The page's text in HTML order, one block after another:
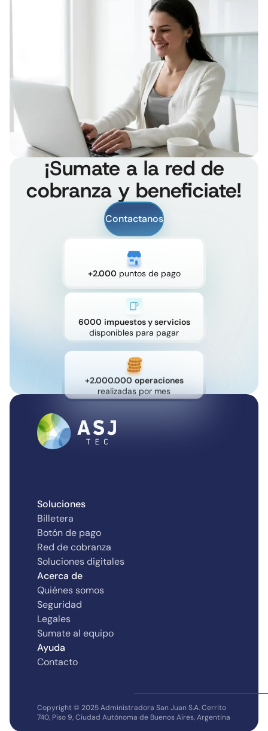
¡Sumate a la red de
cobranza y beneficiate!
Contactanos
+2.000 puntos de pago
6000 impuestos y servicios
disponibles para pagar
+2.000.000 operaciones
realizadas por mes
Soluciones
Billetera
Botón de pago
Red de cobranza
Soluciones digitales
Acerca de
Quiénes somos
Seguridad
Legales
Sumate al equipo
Ayuda
Contacto
Copyright © 2025 Administradora San Juan S.A. Cerrito
740, Piso 9, Ciudad Autónoma de Buenos Aires, Argentina